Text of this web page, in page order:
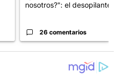
nosotros?": el desopilante ...
26 comentarios